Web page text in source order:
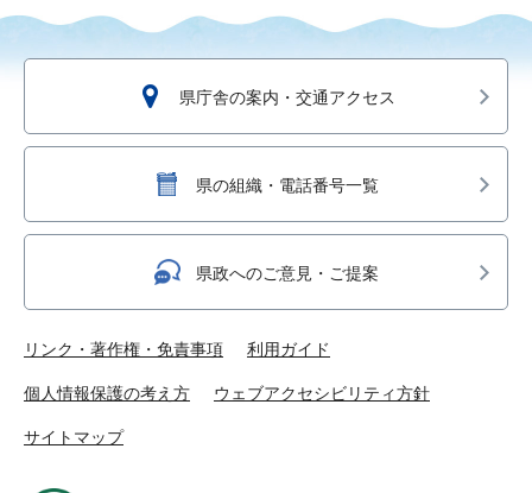
県庁舎の案内・交通アクセス
県の組織・電話番号一覧
県政へのご意見・ご提案
リンク・著作権・免責事項 利用ガイド
個人情報保護の考え方 ウェブアクセシビリティ方針
サイトマップ